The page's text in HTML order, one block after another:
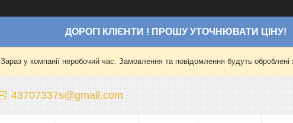
ДОРОГІ КЛІЄНТИ ! ПРОШУ УТОЧНЮВАТИ ЦІНУ!
Зараз у компанії неробочий час. Замовлення та повідомлення будуть
43707337s@gmail.com